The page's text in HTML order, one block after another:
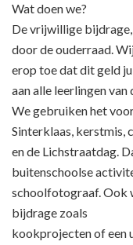
Wat doen we?
De vrijwillige
door de ouderraad.
erop toe dat dit geld
aan alle leerlingen van
We gebruiken het
Sinterklaas, kerstmis,
en de Lichstraatdag.
buitenschoolse
schoolfotograaf. Ook
bijdrage zoals
kookprojecten of een